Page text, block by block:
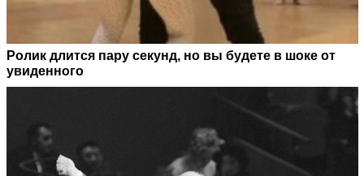
Ролик длится пару секунд, но вы будете в шоке от
увиденного